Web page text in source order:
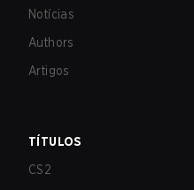
Notícias
Authors
Artigos
TÍTULOS
CS2